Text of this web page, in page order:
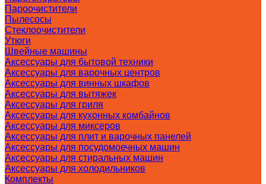
Пароочистители
Пылесосы
Стеклоочистители
Утюги
Швейные машины
Аксессуары для бытовой техники
Аксессуары для варочных центров
Аксессуары для винных шкафов
Аксессуары для вытяжек
Аксессуары для гриля
Аксессуары для кухонных комбайнов
Аксессуары для миксеров
Аксессуары для плит и варочных панелей
Аксессуары для посудомоечных машин
Аксессуары для стиральных машин
Аксессуары для холодильников
Комплекты